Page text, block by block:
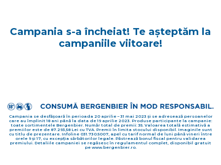
Campania s-a încheiat! Te așteptăm la
campaniile viitoare!
Campania se desfășoară în perioada 20 aprilie – 31 mai 2023 și se adresează persoanelor
care au împlinit 18 ani până la data de 19 aprilie 2023. Produse participante la campanie:
toate sortimentele Bergenbier. Număr total de premii: 35. Valoarea totală estimativă a
premiilor este de 87.293,58 Lei cu TVA. Premii în limita stocului disponibil. Imaginile sunt
cu titlu de prezentare. Infoline 031.730.5007, apel cu tarif normal de luni până vineri între
orele 9 și 17, cu excepția sărbătorilor legale. Păstrează bonul fiscal pentru validarea
premiului. Detaliile campaniei se regăsesc în regulamentul complet, disponibil gratuit
pe www.bergenbier.ro.